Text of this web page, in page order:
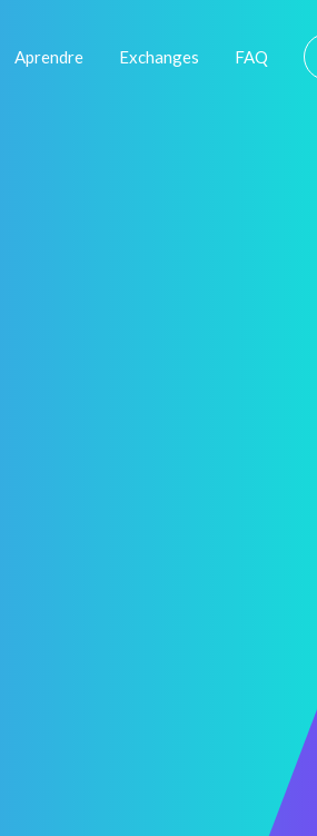
Aprendre Exchanges FAQ